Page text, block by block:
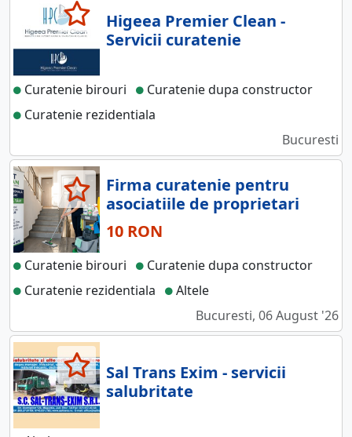
Higeea Premier Clean -
Servicii curatenie
Curatenie birouri
Curatenie dupa constructor
Curatenie rezidentiala
Bucuresti
Firma curatenie pentru
asociatiile de proprietari
10 RON
Curatenie birouri
Curatenie dupa constructor
Curatenie rezidentiala
Altele
Bucuresti, 06 August '26
Sal Trans Exim - servicii
salubritate